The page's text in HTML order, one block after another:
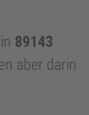
89143
aber darin